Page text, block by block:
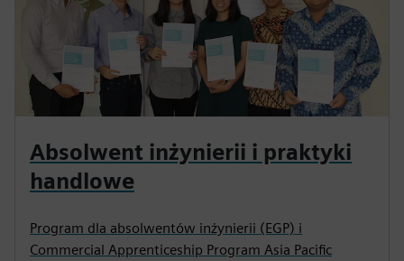
Absolwent inżynierii i praktyki
handlowe
Program dla absolwentów inżynierii (EGP) i
Commercial Apprenticeship Program Asia Pacific